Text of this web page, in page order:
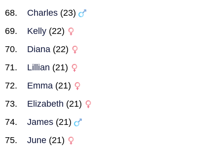
Charles (23)
Kelly (22)
Diana (22)
Lillian (21)
Emma (21)
Elizabeth (21)
James (21)
June (21)